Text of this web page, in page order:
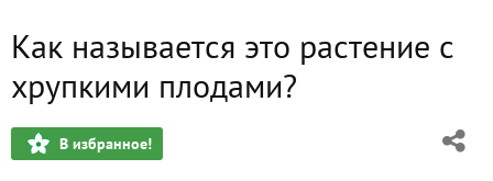
Как называется это растение с
хрупкими плодами?
В избранное!